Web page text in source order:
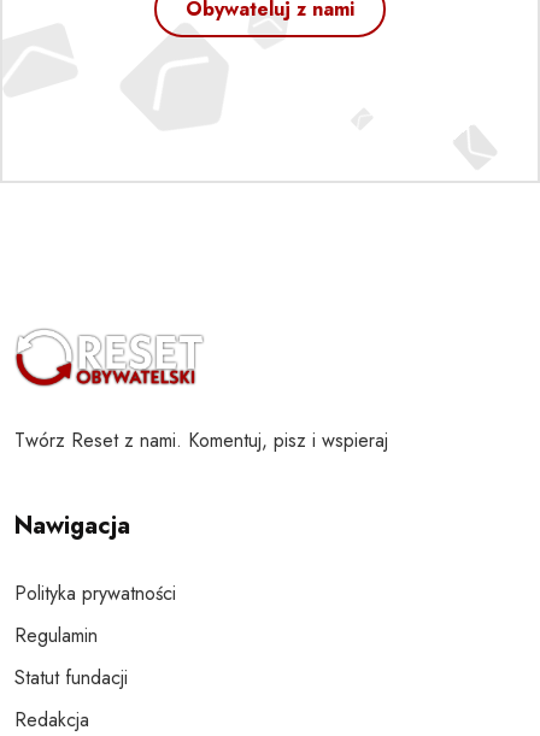
Obywateluj z nami
Twórz Reset z nami. Komentuj, pisz i wspieraj
Nawigacja
Polityka prywatności
Regulamin
Statut fundacji
Redakcja